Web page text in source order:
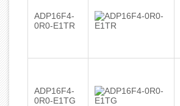
ADP16F4-
0R0-E1TR
ADP16F4-
0R0-E1TG